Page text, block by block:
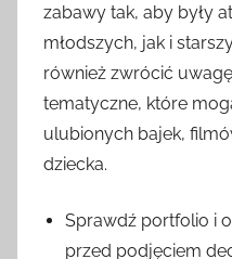
zabawy tak, aby były
młodszych, jak i
również zwrócić
tematyczne, które
ulubionych bajek,
dziecka.
Sprawdź portfolio i
przed podjęciem